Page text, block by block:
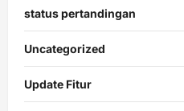
status pertandingan
Uncategorized
Update Fitur